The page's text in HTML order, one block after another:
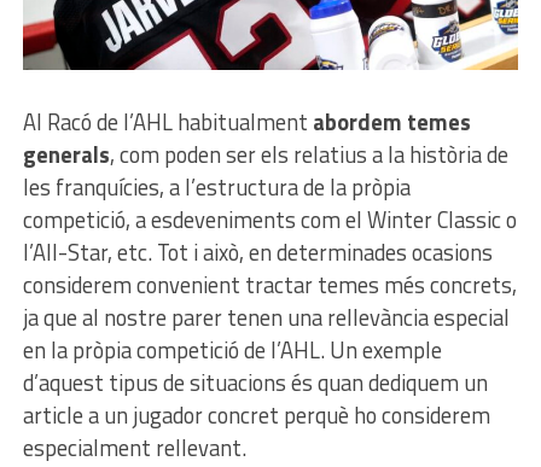
Al Racó de l’AHL habitualment abordem temes
generals, com poden ser els relatius a la història de
les franquícies, a l’estructura de la pròpia
competició, a esdeveniments com el Winter Classic o
l’All-Star, etc. Tot i això, en determinades ocasions
considerem convenient tractar temes més concrets,
ja que al nostre parer tenen una rellevància especial
en la pròpia competició de l’AHL. Un exemple
d’aquest tipus de situacions és quan dediquem un
article a un jugador concret perquè ho considerem
especialment rellevant.